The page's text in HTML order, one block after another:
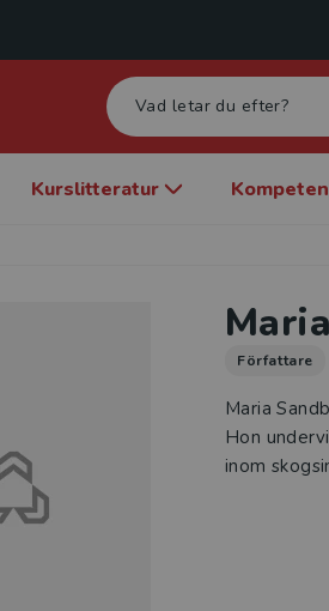
Kurslitteratur
Författare
Maria
Hon
inom